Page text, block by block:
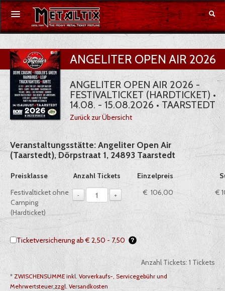
Konzerte
Festivals
Gutschein
Merchandise
DE| EN
Anmelden
ANGELITER OPEN AIR 2026
ANGELITER OPEN AIR 2026 -
FESTIVALTICKET (HARDTICKET) •
14.08. - 15.08.2026 • TAARSTEDT
Zurück zur Übersicht
Veranstaltungsstätte: Angeliter Open Air
(Taarstedt), Dörpstraat 1, 24893 Taarstedt
Auswahl von Tickets pro Preiskategorie, sofern verfügbar
Preisklasse Anzahl Tickets Einzelpreis
Festivalticket ohne
Camping
(Hardticket)
- + 1 € 106,00 €
Ticketversicherung ab € 2,50 - 7,50
Anzahl Tickets: 1Tickets
* ZWISCHENSUMME inkl. Vorverkaufs-, Servicegebühr und
Mehrwertsteuer,zzgl. Versandkosten